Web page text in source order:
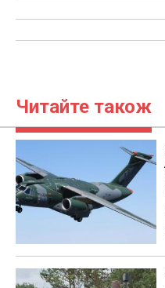
Читайте також